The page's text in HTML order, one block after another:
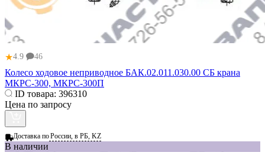
★4.9 46
Колесо ходовое неприводное БАК.02.011.030.00 СБ крана
МКРС-300, МКРС-300П
ID товара: 396310
Цена по запросу
Доставка поРоссии, в РБ, KZ
В наличии